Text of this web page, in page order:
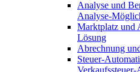
Analyse und
Analyse-
Marktplatz und
Lösung
Abrechnung
Steuer-